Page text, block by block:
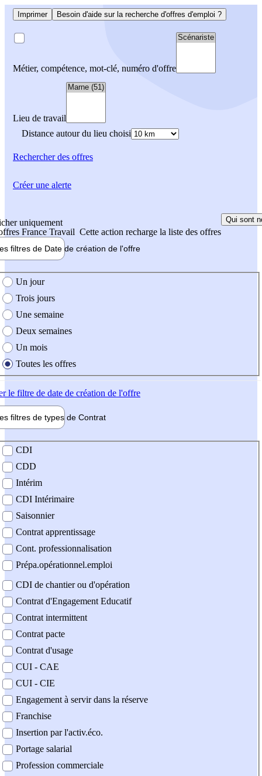
Imprimer Besoin d'aide sur la recherche d'offres d'emploi ?
Métier, compétence, mot-clé, numéro d'offre
Lieu de travail
Distance autour du lieu choisi
Rechercherdes offres
uniquement
France Travail Cette action recharge la liste des offres
Qui sont
filtres de Date de création de l'offre
création de l'offre
Un jour
Trois jours
Une semaine
Deux semaines
Un mois
Toutes les offres
le filtre de date de création de l'offre
filtres de types de Contrat
contrat
CDI
CDD
Intérim
CDI Intérimaire
Saisonnier
Contrat apprentissage
Cont. professionnalisation
Prépa.opérationnel.emploi
CDI de chantier ou d'opération
Contrat d'Engagement Educatif
Contrat intermittent
Contrat pacte
Contrat d'usage
CUI - CAE
CUI - CIE
Engagement à servir dans la réserve
Franchise
Insertion par l'activ.éco.
Portage salarial
Profession commerciale
Créer une alerte